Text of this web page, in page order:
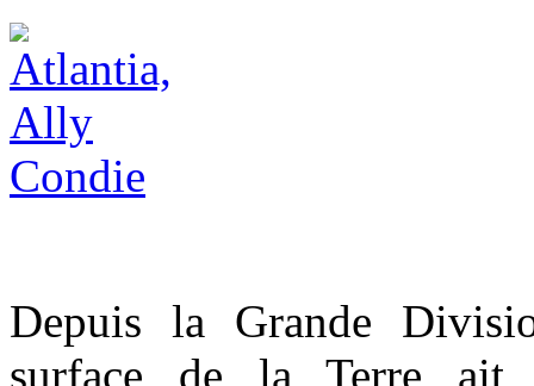
Depuis la Grande
surface de la Terre ait